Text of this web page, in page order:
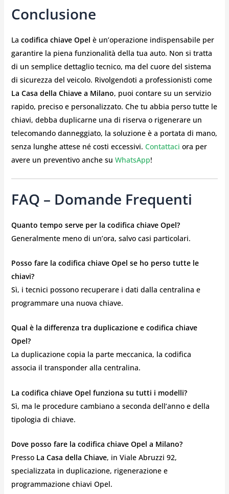
Conclusione
La codifica chiave Opel è un’operazione indispensabile per
garantire la piena funzionalità della tua auto. Non si tratta
di un semplice dettaglio tecnico, ma del cuore del sistema
di sicurezza del veicolo. Rivolgendoti a professionisti come
La Casa della Chiave a Milano, puoi contare su un servizio
rapido, preciso e personalizzato. Che tu abbia perso tutte le
chiavi, debba duplicarne una di riserva o rigenerare un
telecomando danneggiato, la soluzione è a portata di mano,
senza lunghe attese né costi eccessivi. Contattaci ora per
avere un preventivo anche su WhatsApp!
FAQ – Domande Frequenti
Quanto tempo serve per la codifica chiave Opel?
Generalmente meno di un’ora, salvo casi particolari.
Posso fare la codifica chiave Opel se ho perso tutte le
chiavi?
Sì, i tecnici possono recuperare i dati dalla centralina e
programmare una nuova chiave.
Qual è la differenza tra duplicazione e codifica chiave
Opel?
La duplicazione copia la parte meccanica, la codifica
associa il transponder alla centralina.
La codifica chiave Opel funziona su tutti i modelli?
Sì, ma le procedure cambiano a seconda dell’anno e della
tipologia di chiave.
Dove posso fare la codifica chiave Opel a Milano?
Presso La Casa della Chiave, in Viale Abruzzi 92,
specializzata in duplicazione, rigenerazione e
programmazione chiavi Opel.